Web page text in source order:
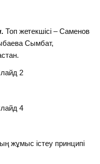
Топ жетекшісі – Саменов
Сымбат,
2
4
жұмыс істеу принципі